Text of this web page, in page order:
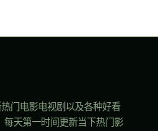
门电影电视剧以及各种好看
天第一时间更新当下热门影